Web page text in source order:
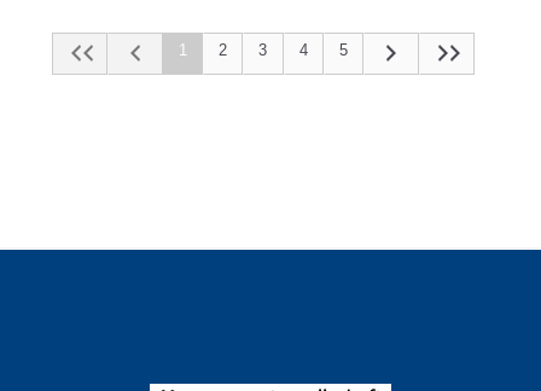
1 2 3 4 5